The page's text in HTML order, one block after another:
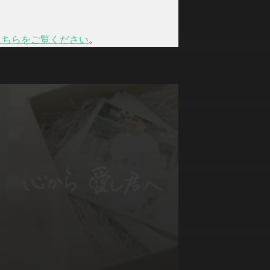
らをご覧ください。